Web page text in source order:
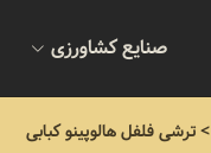
صنایع کشاورزی
> ترشی فلفل هالوپینو کبابی